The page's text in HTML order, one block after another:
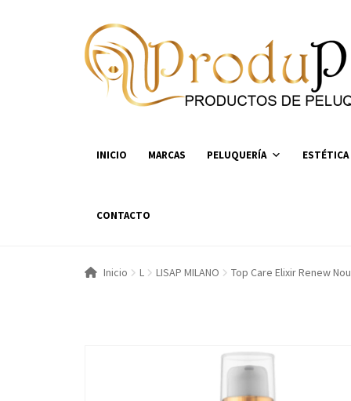
Ir
a
la
navegación
Ir
al
contenido
INICIO MARCAS PELUQUERÍA ESTÉTICA
CONTACTO
Inicio L LISAP MILANO Top Care Elixir Renew